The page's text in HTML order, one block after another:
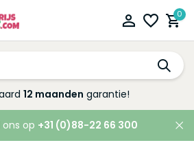
0
de laagsteprijsgarantie!
ons op +31 (0)88-22 66 300